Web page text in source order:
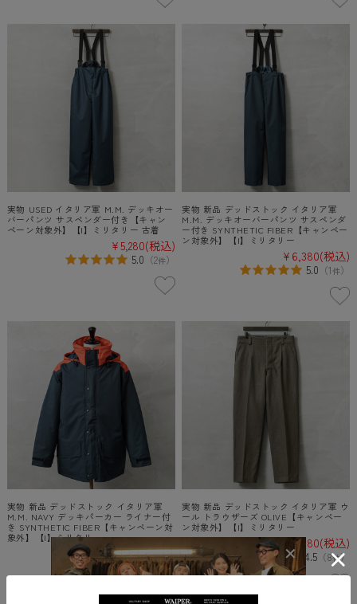
実物 USED イタリア軍 M.M. デッキオー
バーパンツ サスペンダー付き【キャン
ペーン対象外】【I】ミリタリー 古着
¥5,280(税込)
5.0 （2件）
実物 新品 デッドストック イタリア軍
M.M. デッキオーバーパンツ サスペンダ
ー付き SYNTHETIC FIBER【キャンペー
ン対象外】【I】ミリタリー
¥6,380(税込)
5.0 （1件）
実物 新品 デッドストック イタリア軍
M.M. NAVY デッキパーカー ライナー付
き SYNTHETIC FIBER【キャンペーン対
象外】【I】ミリタリー
¥14,300(税込)
4.5（ 2件）
実物 新品 デッドストック イタリア軍 ウ
ール トラウザーズ OLIVE【キャンペー
ン対象外】【I】ミリタリー
¥6,380(税込)
4.5 （8件）